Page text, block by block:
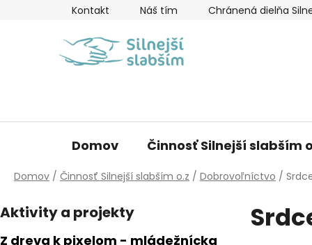
Kontakt Náš tím Chránená dielňa
Domov Činnosť Silnejší slabším
Domov / Činnosť Silnejší slabším o.z / Dobrovoľníctvo /
o
č
Aktivity a projekty
Z dreva k pixelom - mládežnícka